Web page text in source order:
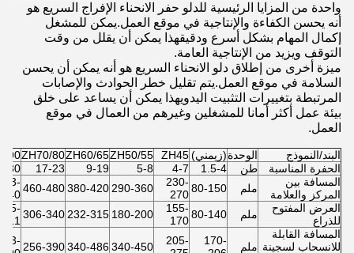
واحدة من المزايا الرئيسية للدلو حفر الانحناء الإفراج السريع هو
أنه يحسن الكفاءة والإنتاجية في موقع العمل.يمكن للمشغل
إكمال المهام بشكل أسرع ودقيقهذا يمكن أن يقلل من وقت
التوقف ويزيد من الإنتاجية العامة.
ميزة أخرى من إطلاق دلو الانحناء السريع هو أنه يمكن أن يحسن
السلامة في موقع العمل.يتم تقليل خطر الحوادث والإصابات
المرتبطة بتغييرات التثبيت اليدويهذا يمكن أن يساعد على خلق
بيئة عمل أكثر أمانا للمشغلين وغيرهم من العمال في موقع
العمل.
البند/النموذج الوحدة(زيمني)ZH45
ZH50/55
ZH60/65
ZH70/80
الحفرة المناسبة
طن 1.5-4
4-7
5-8
9-19
17-23
30
المسافة بين
المركز والعلامة
ملم 80-150
230-
270
290-360
380-420
460-480
540
العرض المفتوح
للذراع
ملم 80-140
155-
170
180-200
232-315
306-340
411
المسافة القابلة
للانسحاب لسجينة ملم
170-
205-
340-450
340-486
256-390